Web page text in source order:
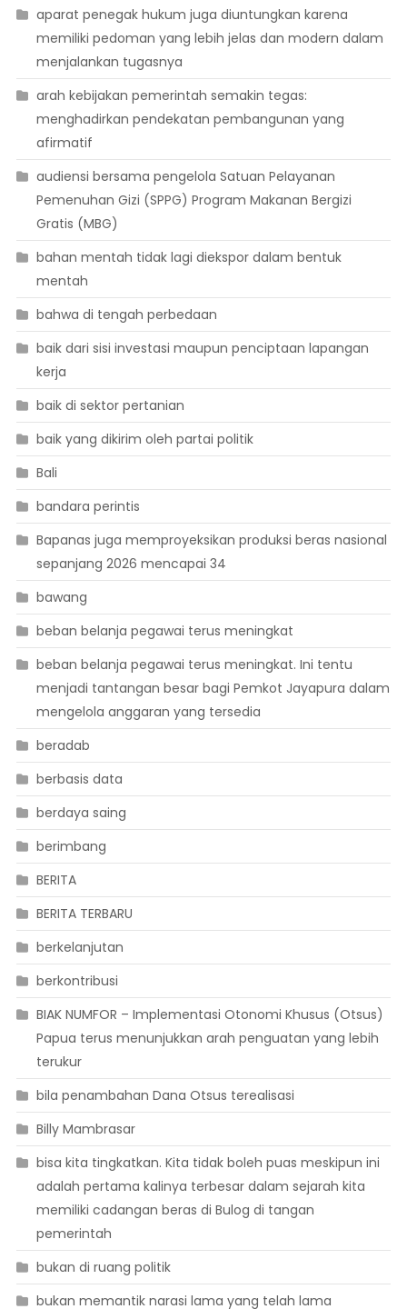
aparat penegak hukum juga diuntungkan karena
memiliki pedoman yang lebih jelas dan modern dalam
menjalankan tugasnya
arah kebijakan pemerintah semakin tegas:
menghadirkan pendekatan pembangunan yang
afirmatif
audiensi bersama pengelola Satuan Pelayanan
Pemenuhan Gizi (SPPG) Program Makanan Bergizi
Gratis (MBG)
bahan mentah tidak lagi diekspor dalam bentuk
mentah
bahwa di tengah perbedaan
baik dari sisi investasi maupun penciptaan lapangan
kerja
baik di sektor pertanian
baik yang dikirim oleh partai politik
Bali
bandara perintis
Bapanas juga memproyeksikan produksi beras nasional
sepanjang 2026 mencapai 34
bawang
beban belanja pegawai terus meningkat
beban belanja pegawai terus meningkat. Ini tentu
menjadi tantangan besar bagi Pemkot Jayapura dalam
mengelola anggaran yang tersedia
beradab
berbasis data
berdaya saing
berimbang
BERITA
BERITA TERBARU
berkelanjutan
berkontribusi
BIAK NUMFOR – Implementasi Otonomi Khusus (Otsus)
Papua terus menunjukkan arah penguatan yang lebih
terukur
bila penambahan Dana Otsus terealisasi
Billy Mambrasar
bisa kita tingkatkan. Kita tidak boleh puas meskipun ini
adalah pertama kalinya terbesar dalam sejarah kita
memiliki cadangan beras di Bulog di tangan
pemerintah
bukan di ruang politik
bukan memantik narasi lama yang telah lama